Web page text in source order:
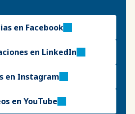
en Facebook
en LinkedIn
en Instagram
en YouTube